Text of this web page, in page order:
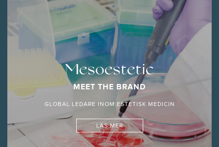
Mesoestetic
MEET THE BRAND
GLOBAL LEDARE INOM ESTETISK MEDICIN
LÄS MER